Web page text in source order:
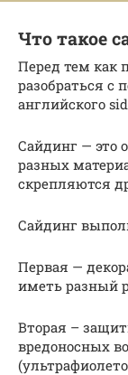
Что такое
Перед тем как
разобраться с
английского
Сайдинг — это
разных
скрепляются
Сайдинг
Первая —
иметь разный
Вторая –
вредоносных